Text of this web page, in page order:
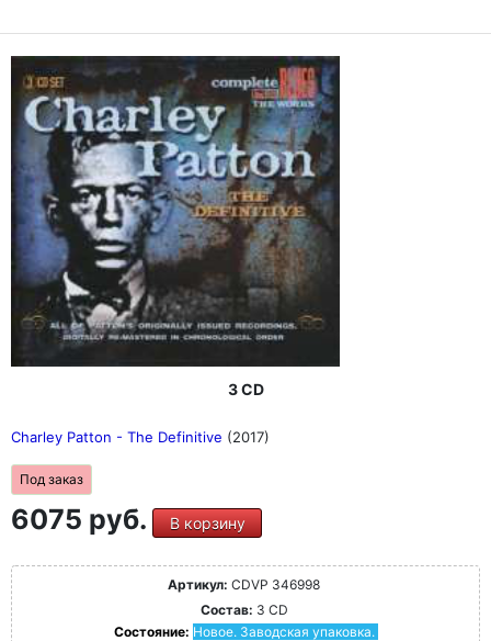
3 CD
Charley Patton - The Definitive (2017)
Под заказ
6075 руб. В корзину
Артикул: CDVP 346998
Состав: 3 CD
Состояние: Новое. Заводская упаковка.